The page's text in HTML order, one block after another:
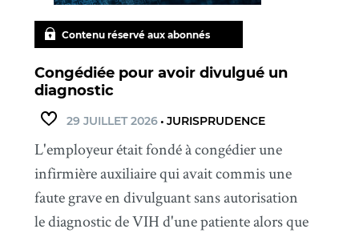
Contenu réservé aux abonnés
Congédiée pour avoir divulgué un
diagnostic
29 JUILLET 2026• JURISPRUDENCE
L'employeur était fondé à congédier une
infirmière auxiliaire qui avait commis une
faute grave en divulguant sans autorisation
le diagnostic de VIH d'une patiente alors que